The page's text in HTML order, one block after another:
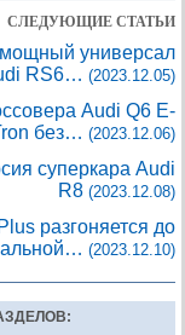
СЛЕДУЮЩИЕ СТАТЬИ
мощный универсал
RS6… (2023.12.05)
Audi Q6 E-
без… (2023.12.06)
суперкара Audi
R8 (2023.12.08)
разгоняется до
(2023.12.10)